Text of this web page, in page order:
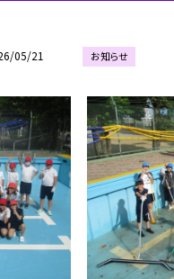
05/21 お知らせ